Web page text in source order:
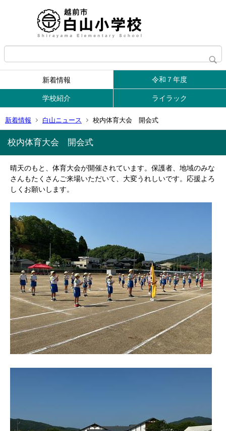
新着情報 令和７年度
学校紹介 ライラック
新着情報 白山ニュース 校内体育大会 開会式
校内体育大会 開会式
晴天のもと、体育大会が開催されています。保護者、地域のみな
さんもたくさんご来場いただいて、大変うれしいです。応援よろ
しくお願いします。